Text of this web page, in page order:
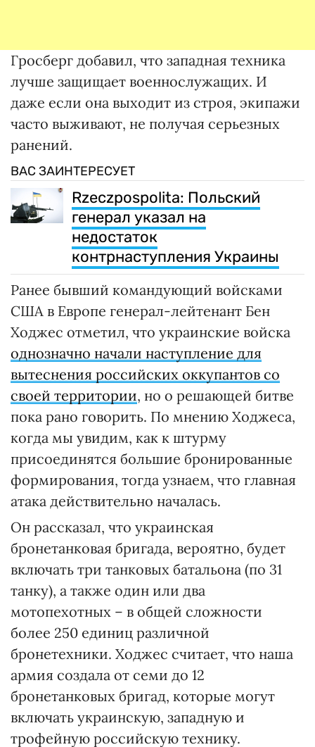
Гросберг добавил, что западная техника
лучше защищает военнослужащих. И
даже если она выходит из строя, экипажи
часто выживают, не получая серьезных
ранений.
ВАС ЗАИНТЕРЕСУЕТ
Rzeczpospolita: Польский
генерал указал на
недостаток
контрнаступления Украины
Ранее бывший командующий войсками
США в Европе генерал-лейтенант Бен
Ходжес отметил, что украинские войска
однозначно начали наступление для
вытеснения российских оккупантов со
своей территории, но о решающей битве
пока рано говорить. По мнению Ходжеса,
когда мы увидим, как к штурму
присоединятся большие бронированные
формирования, тогда узнаем, что главная
атака действительно началась.
Он рассказал, что украинская
бронетанковая бригада, вероятно, будет
включать три танковых батальона (по 31
танку), а также один или два
мотопехотных – в общей сложности
более 250 единиц различной
бронетехники. Ходжес считает, что наша
армия создала от семи до 12
бронетанковых бригад, которые могут
включать украинскую, западную и
трофейную российскую технику.